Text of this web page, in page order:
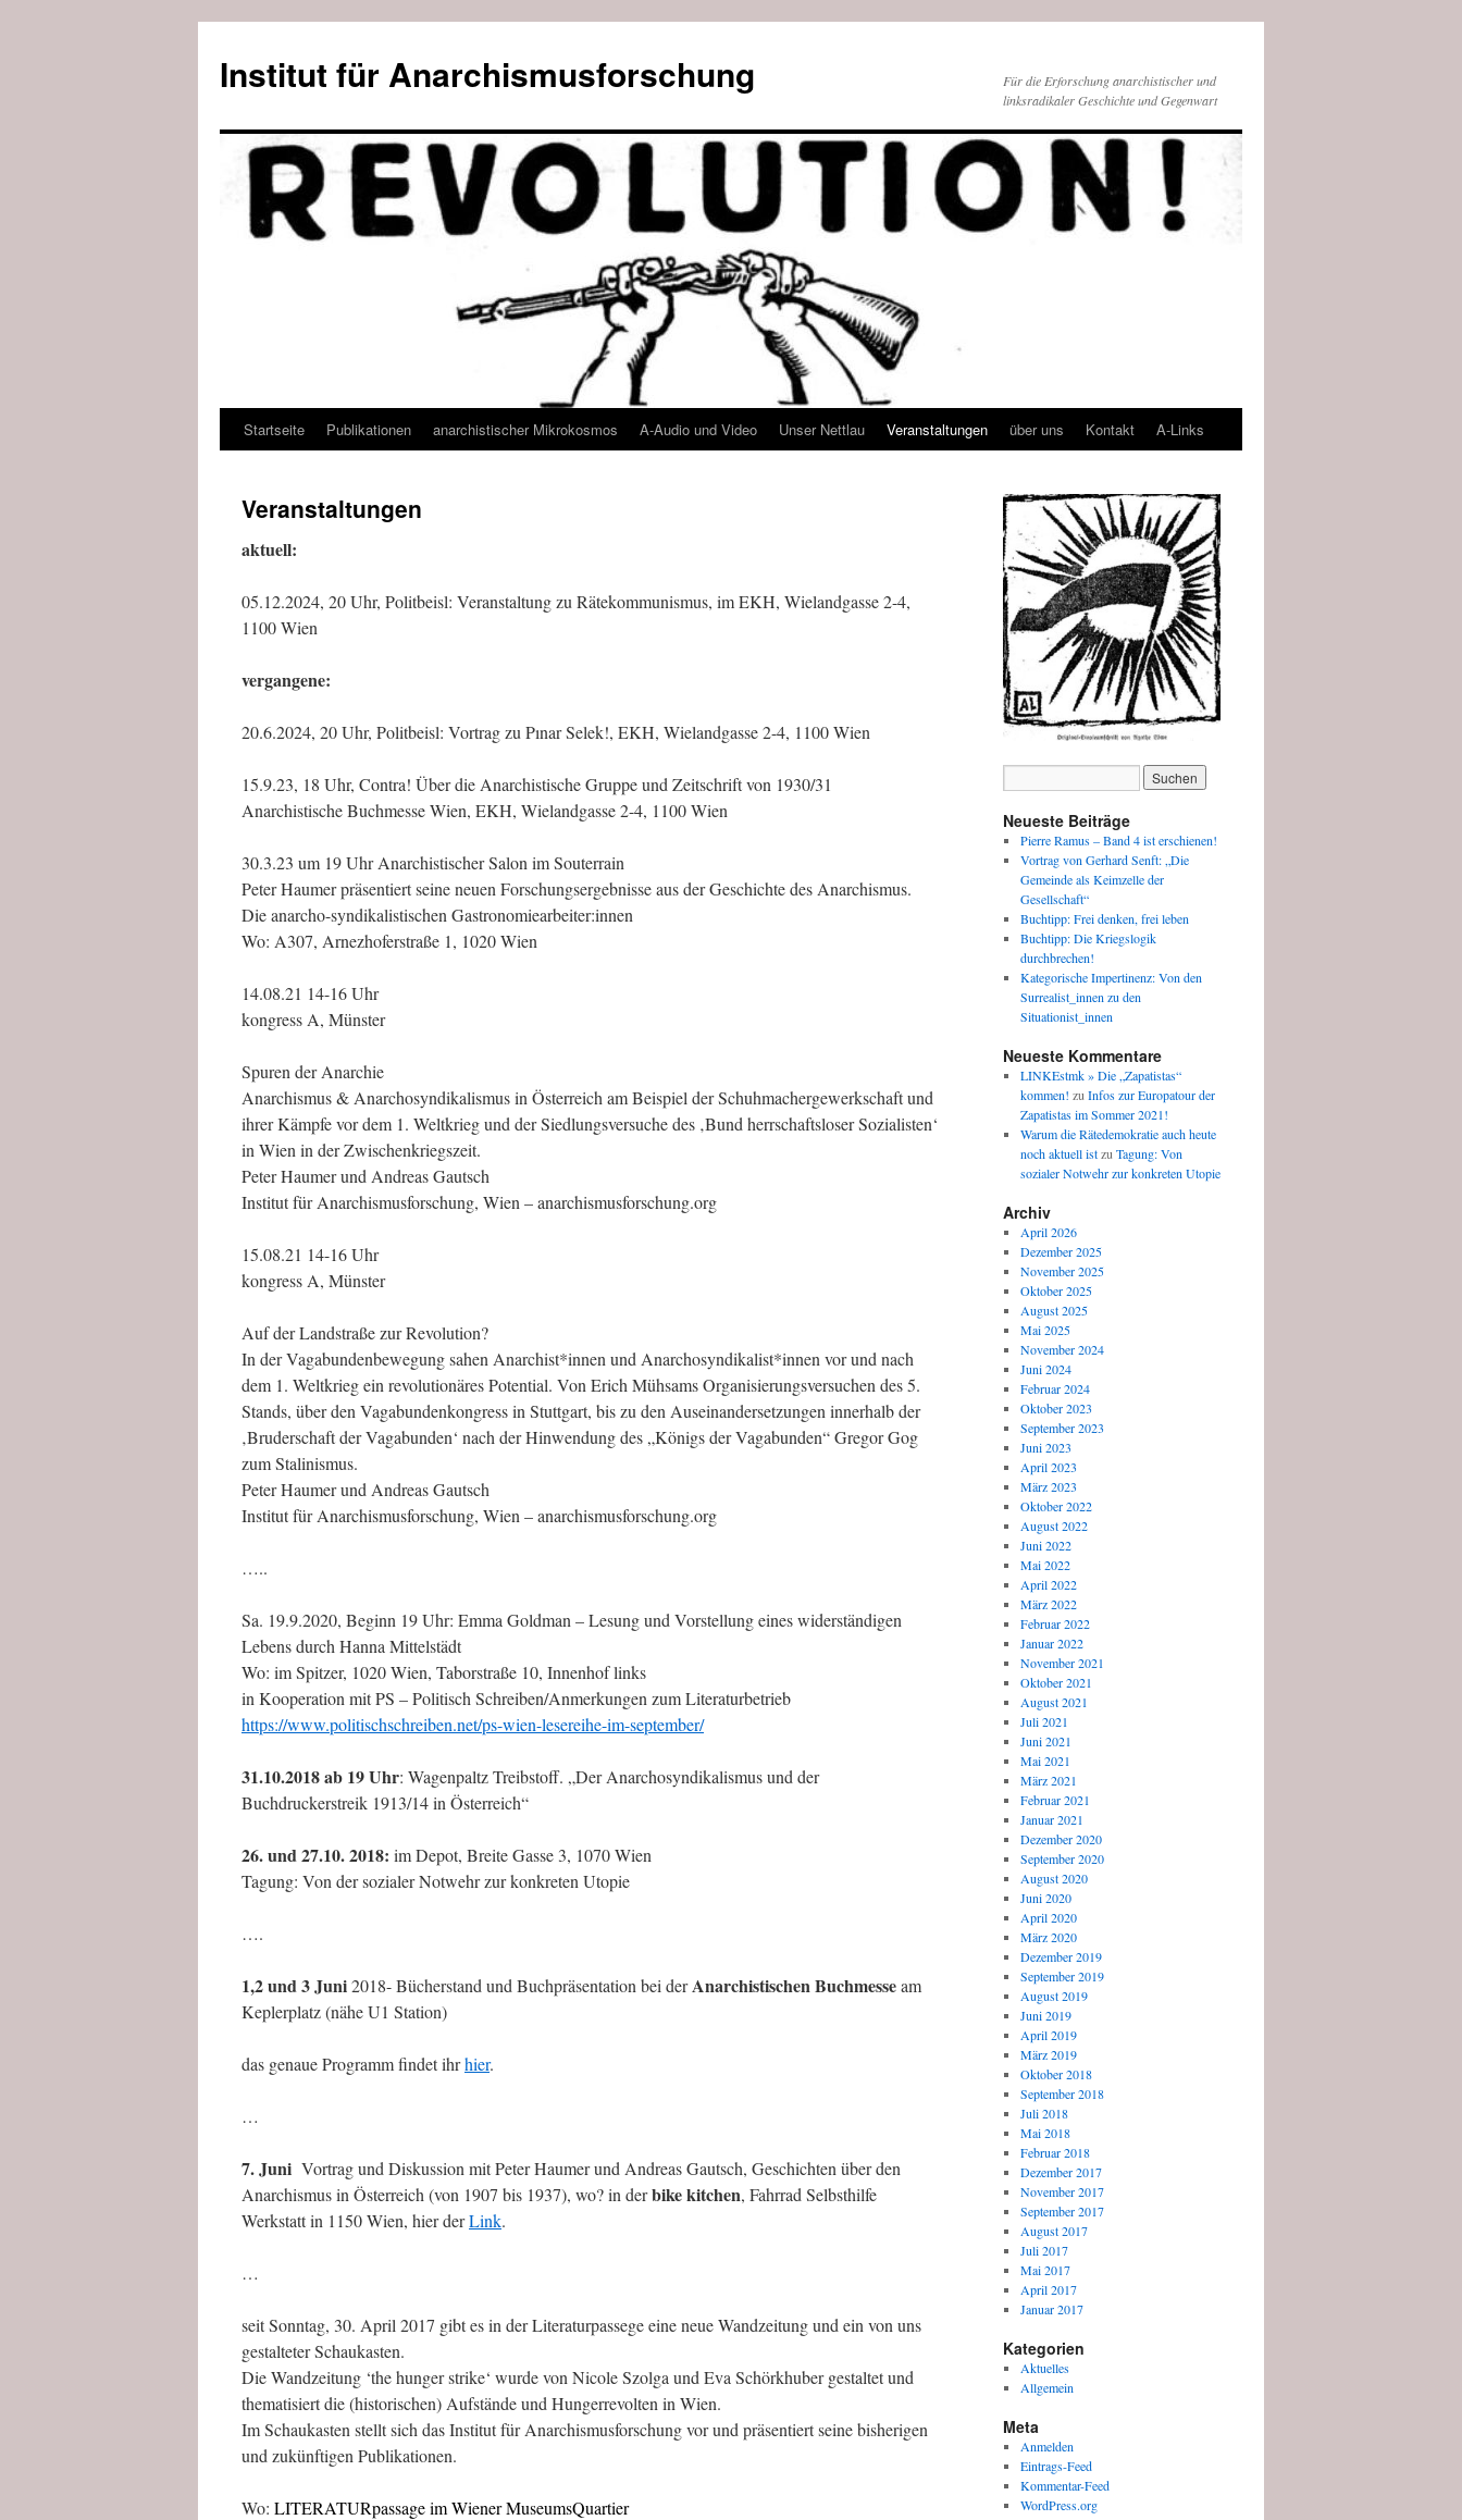
springen
Institut für Anarchismusforschung
Für die Erforschung anarchistischer und
linksradikaler Geschichte und Gegenwart
Startseite Publikationen anarchistischer Mikrokosmos A-Audio und Video Unser Nettlau Veranstaltungen über uns Kontakt A-Links
Veranstaltungen
aktuell:
05.12.2024, 20 Uhr, Politbeisl: Veranstaltung zu Rätekommunismus, im EKH, Wielandgasse 2-4,
1100 Wien
vergangene:
20.6.2024, 20 Uhr, Politbeisl: Vortrag zu Pınar Selek!, EKH, Wielandgasse 2-4, 1100 Wien
15.9.23, 18 Uhr, Contra! Über die Anarchistische Gruppe und Zeitschrift von 1930/31
Anarchistische Buchmesse Wien, EKH, Wielandgasse 2-4, 1100 Wien
30.3.23 um 19 Uhr Anarchistischer Salon im Souterrain
Peter Haumer präsentiert seine neuen Forschungsergebnisse aus der Geschichte des Anarchismus.
Die anarcho-syndikalistischen Gastronomiearbeiter:innen
Wo: A307, Arnezhoferstraße 1, 1020 Wien
14.08.21 14-16 Uhr
kongress A, Münster
Spuren der Anarchie
Anarchismus & Anarchosyndikalismus in Österreich am Beispiel der Schuhmachergewerkschaft und
ihrer Kämpfe vor dem 1. Weltkrieg und der Siedlungsversuche des ‚Bund herrschaftsloser Sozialisten‘
in Wien in der Zwischenkriegszeit.
Peter Haumer und Andreas Gautsch
Institut für Anarchismusforschung, Wien – anarchismusforschung.org
15.08.21 14-16 Uhr
kongress A, Münster
Auf der Landstraße zur Revolution?
In der Vagabundenbewegung sahen Anarchist*innen und Anarchosyndikalist*innen vor und nach
dem 1. Weltkrieg ein revolutionäres Potential. Von Erich Mühsams Organisierungsversuchen des 5.
Stands, über den Vagabundenkongress in Stuttgart, bis zu den Auseinandersetzungen innerhalb der
‚Bruderschaft der Vagabunden‘ nach der Hinwendung des „Königs der Vagabunden“ Gregor Gog
zum Stalinismus.
Peter Haumer und Andreas Gautsch
Institut für Anarchismusforschung, Wien – anarchismusforschung.org
…..
Sa. 19.9.2020, Beginn 19 Uhr: Emma Goldman – Lesung und Vorstellung eines widerständigen
Lebens durch Hanna Mittelstädt
Wo: im Spitzer, 1020 Wien, Taborstraße 10, Innenhof links
in Kooperation mit PS – Politisch Schreiben/Anmerkungen zum Literaturbetrieb
https://www.politischschreiben.net/ps-wien-lesereihe-im-september/
31.10.2018 ab 19 Uhr: Wagenpaltz Treibstoff. „Der Anarchosyndikalismus und der
Buchdruckerstreik 1913/14 in Österreich“
26. und 27.10. 2018: im Depot, Breite Gasse 3, 1070 Wien
Tagung: Von der sozialer Notwehr zur konkreten Utopie
….
1,2 und 3 Juni2018- Bücherstand und Buchpräsentation bei derAnarchistischen Buchmesseam
Keplerplatz (nähe U1 Station)
das genaue Programm findet ihrhier.
…
7. Juni Vortrag und Diskussion mit Peter Haumer und Andreas Gautsch, Geschichten über den
Anarchismus in Österreich (von 1907 bis 1937), wo? in derbike kitchen, Fahrrad Selbsthilfe
Werkstatt in 1150 Wien, hier derLink.
…
seit Sonntag, 30. April 2017 gibt es in der Literaturpassege eine neue Wandzeitung und ein von uns
gestalteter Schaukasten.
Die Wandzeitung ‘the hunger strike‘ wurde von Nicole Szolga und Eva Schörkhuber gestaltet und
thematisiert die (historischen) Aufstände und Hungerrevolten in Wien.
Im Schaukasten stellt sich das Institut für Anarchismusforschung vor und präsentiert seine bisherigen
und zukünftigen Publikationen.
Wo: LITERATURpassage im Wiener MuseumsQuartier
Neueste Beiträge
Pierre Ramus – Band 4 ist erschienen!
Vortrag von Gerhard Senft: „Die
Gemeinde als Keimzelle der
Gesellschaft“
Buchtipp: Frei denken, frei leben
Buchtipp: Die Kriegslogik
durchbrechen!
Kategorische Impertinenz: Von den
Surrealist_innen zu den
Situationist_innen
Neueste Kommentare
LINKEstmk » Die „Zapatistas“
kommen! zuInfos zur Europatour der
Zapatistas im Sommer 2021!
Warum die Rätedemokratie auch heute
noch aktuell istzuTagung: Von
sozialer Notwehr zur konkreten Utopie
Archiv
April 2026
Dezember 2025
November 2025
Oktober 2025
August 2025
Mai 2025
November 2024
Juni 2024
Februar 2024
Oktober 2023
September 2023
Juni 2023
April 2023
März 2023
Oktober 2022
August 2022
Juni 2022
Mai 2022
April 2022
März 2022
Februar 2022
Januar 2022
November 2021
Oktober 2021
August 2021
Juli 2021
Juni 2021
Mai 2021
März 2021
Februar 2021
Januar 2021
Dezember 2020
September 2020
August 2020
Juni 2020
April 2020
März 2020
Dezember 2019
September 2019
August 2019
Juni 2019
April 2019
März 2019
Oktober 2018
September 2018
Juli 2018
Mai 2018
Februar 2018
Dezember 2017
November 2017
September 2017
August 2017
Juli 2017
Mai 2017
April 2017
Januar 2017
Kategorien
Aktuelles
Allgemein
Meta
Anmelden
Eintrags-Feed
Kommentar-Feed
WordPress.org